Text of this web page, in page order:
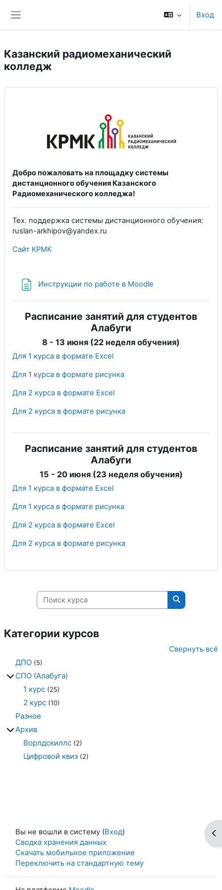
Вход
Казанский радиомеханический
колледж
Добро пожаловать на площадку системы
дистанционного обучения Казанского
Радиомеханического колледжа!
Тех. поддержка системы дистанционного обучения:
ruslan-arkhipov@yandex.ru
Сайт КРМК
Инструкции по работе в Moodle
Расписание занятий для студентов
Алабуги
8 - 13 июня (22 неделя обучения)
Для 1 курса в формате Excel
Для 1 курса в формате рисунка
Для 2 курса в формате Excel
Для 2 курса в формате рисунка
Расписание занятий для студентов
Алабуги
15 - 20 июня (23 неделя обучения)
Для 1 курса в формате Excel
Для 1 курса в формате рисунка
Для 2 курса в формате Excel
Для 2 курса в формате рисунка
Поиск курса
Поиск курса
Категории курсов
Свернуть всё
ДПО (5)
СПО (Алабуга)
1 курс (25)
2 курс (10)
Разное
Архив
Ворлдскиллс (2)
Цифровой квиз (2)
Вы не вошли в систему (Вход)
Сводка хранения данных
Скачать мобильное приложение
Переключить на стандартную тему